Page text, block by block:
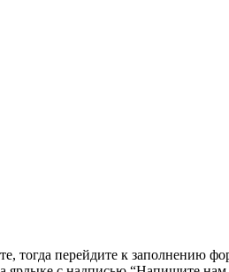
тогда перейдите к заполнению